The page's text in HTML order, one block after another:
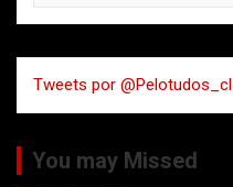
a
r
Tweets por @Pelotudos_cl
You may Missed